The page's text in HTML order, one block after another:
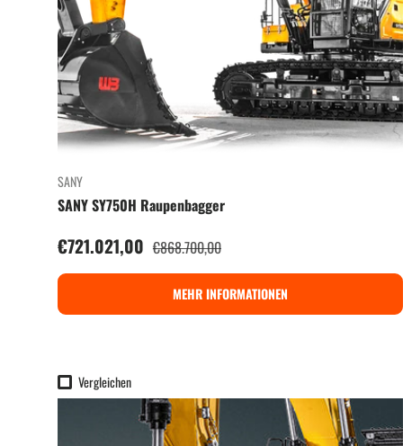
SANY
SANY SY750H Raupenbagger
Verkaufspreis
€721.021,00 Normaler Preis
€868.700,00
MEHR INFORMATIONEN
Vergleichen